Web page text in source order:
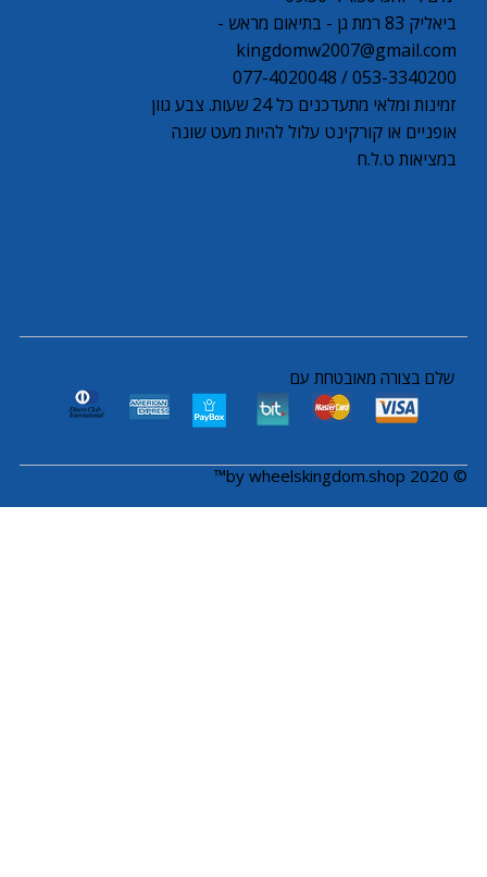
ביאליק 83 רמת גן - בתיאום מראש -
kingdomw2007@gmail.com
053-3340200 / 077-4020048
זמינות ומלאי מתעדכנים כל 24 שעות. צבע גוון
אופניים או קורקינט עלול להיות מעט שונה
במציאות ט.ל.ח
© 2020 by wheelskingdom.shop™
שלם בצורה מאובטחת עם